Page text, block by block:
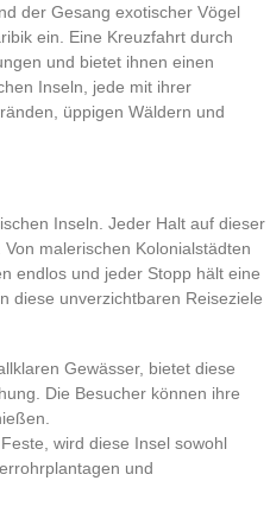
der Gesang exotischer Vögel
ein. Eine Kreuzfahrt durch
und bietet ihnen einen
Inseln, jede mit ihrer
üppigen Wäldern und
Inseln. Jeder Halt auf dieser
malerischen Kolonialstädten
endlos und jeder Stopp hält eine
diese unverzichtbaren Reiseziele
Gewässer, bietet diese
Die Besucher können ihre
wird diese Insel sowohl
und